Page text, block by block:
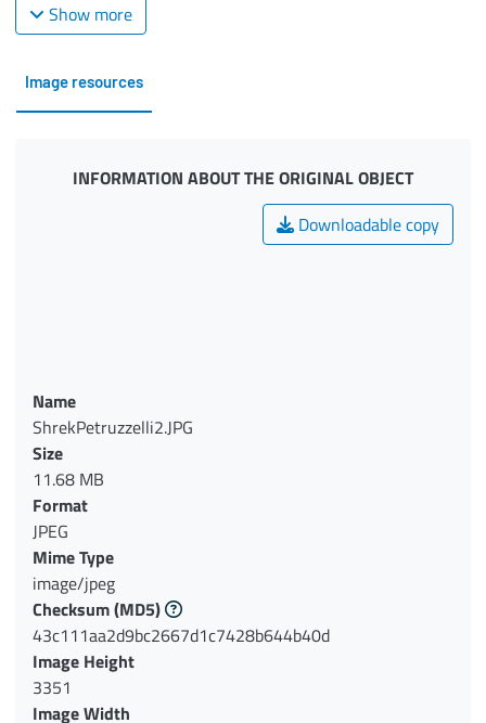
Show more
Image resources
INFORMATION ABOUT THE ORIGINAL OBJECT
Downloadable copy
Name
ShrekPetruzzelli2.JPG
Size
11.68 MB
Format
JPEG
Mime Type
image/jpeg
Checksum(MD5)
43c111aa2d9bc2667d1c7428b644b40d
Image Height
3351
Image Width